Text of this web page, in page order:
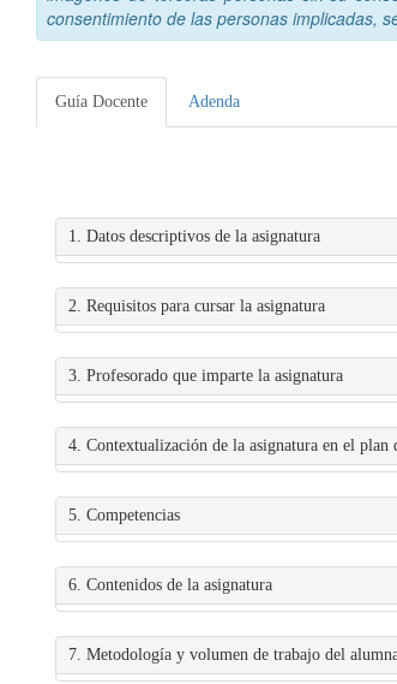
consentimiento de las personas implicadas,
Guía Docente Adenda
1. Datos descriptivos de la asignatura
2. Requisitos para cursar la asignatura
3. Profesorado que imparte la asignatura
4. Contextualización de la asignatura en el plan
5. Competencias
6. Contenidos de la asignatura
7. Metodología y volumen de trabajo del